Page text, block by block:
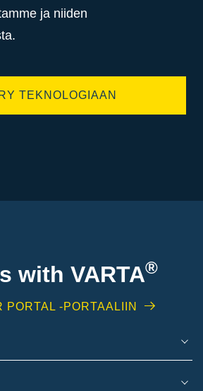
ja niiden
TEKNOLOGIAAN
with VARTA®
PORTAL -PORTAALIIN